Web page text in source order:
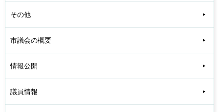
その他
市議会の概要
情報公開
議員情報